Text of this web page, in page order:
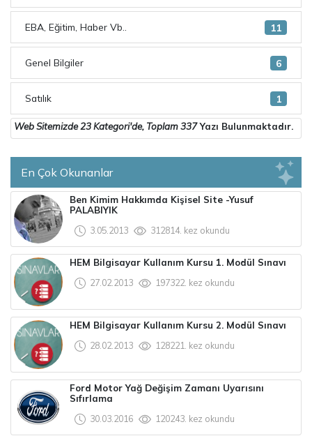
11
EBA, Eğitim, Haber Vb..
6
Genel Bilgiler
1
Satılık
Web Sitemizde23 Kategori'de, Toplam337Yazı Bulunmaktadır.
En Çok Okunanlar
Ben Kimim Hakkımda Kişisel Site -Yusuf
PALABIYIK
3.05.2013
312814. kez okundu
HEM Bilgisayar Kullanım Kursu 1. Modül Sınavı
27.02.2013
197322. kez okundu
HEM Bilgisayar Kullanım Kursu 2. Modül Sınavı
28.02.2013
128221. kez okundu
Ford Motor Yağ Değişim Zamanı Uyarısını
Sıfırlama
30.03.2016
120243. kez okundu